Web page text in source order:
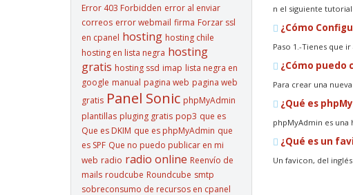
n el siguiente
¿Cómo
Paso 1.-Tienes que
¿Cómo puedo
Para crear una
¿Qué es
phpMyAdmin es una
¿Qué es un
Un favicon, del
Error 403 Forbidden error al enviar
correos error webmail firma Forzar ssl
en cpanel hosting hosting chile
hosting en lista negra hosting
gratis hosting ssd imap lista negra en
google manual pagina web pagina web
gratis Panel Sonic phpMyAdmin
plantillas pluging gratis pop3 que es
Que es DKIM que es phpMyAdmin que
es SPF Que no puedo publicar en mi
web radio radio online Reenvío de
mails roudcube Roundcube smtp
sobreconsumo de recursos en cpanel